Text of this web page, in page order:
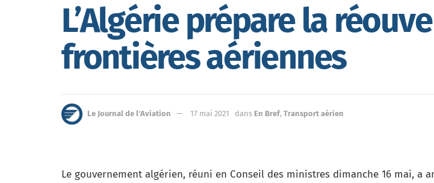
L’Algérie prépare la
frontières aériennes
Le Journal de l'Aviation 17 mai 2021 dans En Bref, Transport aérien
Le gouvernement algérien, réuni en Conseil des ministres dimanche 16 mai, a